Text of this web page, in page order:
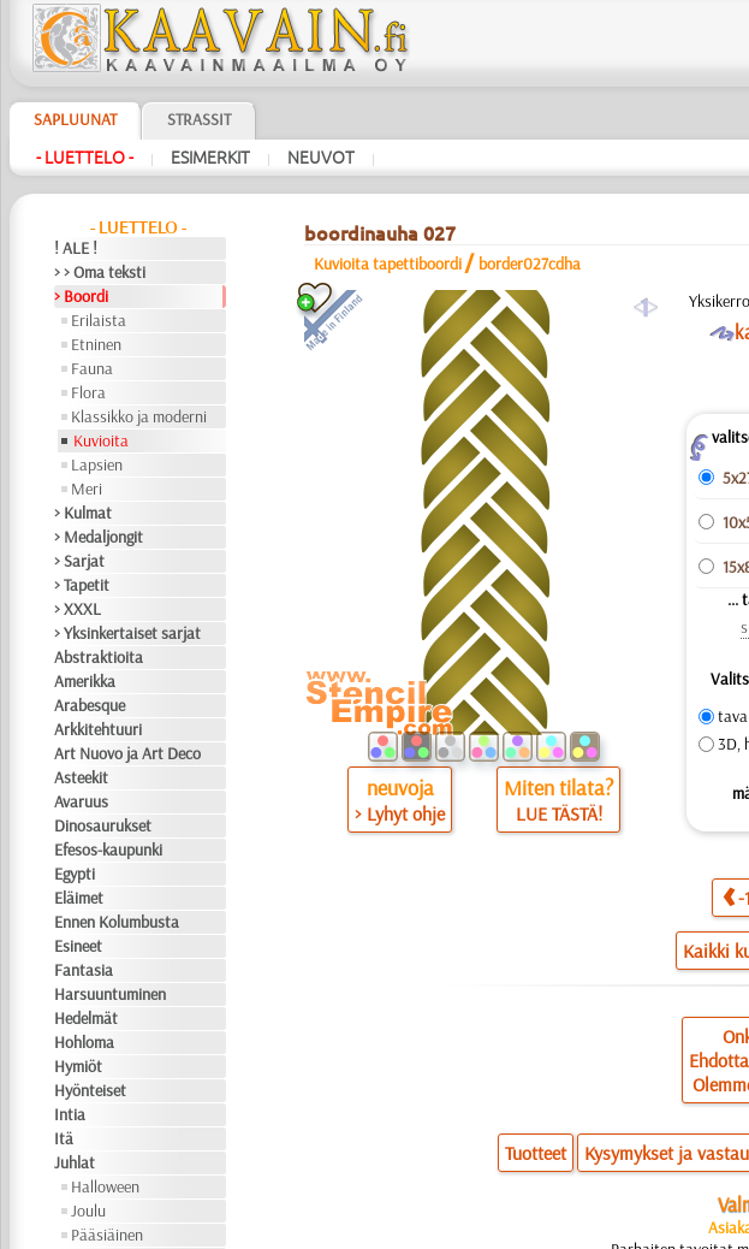
SAPLUUNAT STRASSIT
- LUETTELO - | ESIMERKIT | NEUVOT |
- LUETTELO -
! ALE !
> > Oma teksti
> Boordi
Erilaista
Etninen
Fauna
Flora
Klassikko ja moderni
Kuvioita
Lapsien
Meri
> Kulmat
> Medaljongit
> Sarjat
> Tapetit
> XXXL
> Yksinkertaiset sarjat
Abstraktioita
Amerikka
Arabesque
Arkkitehtuuri
Art Nuovo ja Art Deco
Asteekit
Avaruus
Dinosaurukset
Efesos-kaupunki
Egypti
Eläimet
Ennen Kolumbusta
Esineet
Fantasia
Harsuuntuminen
Hedelmät
Hohloma
Hymiöt
Hyönteiset
Intia
Itä
Juhlat
Halloween
Joulu
Pääsiäinen
boordinauha 027
Kuvioita tapettiboordi / border027cdha
a
neuvoja
> Lyhyt ohje
Miten tilata?
LUE TÄSTÄ!
O
Z
...
3D,
-1
Kaikki
Tuotteet Kysymykset ja